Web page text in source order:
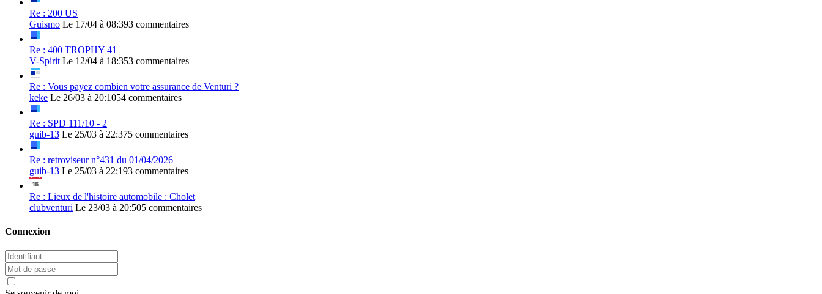
Re : 200 US
Guismo Le 17/04 à 08:393 commentaires
Re : 400 TROPHY 41
V-Spirit Le 12/04 à 18:353 commentaires
Re : Vous payez combien votre assurance de Venturi ?
keke Le 26/03 à 20:1054 commentaires
Re : SPD 111/10 - 2
guib-13 Le 25/03 à 22:375 commentaires
Re : retroviseur n°431 du 01/04/2026
guib-13 Le 25/03 à 22:193 commentaires
Re : Lieux de l'histoire automobile : Cholet
clubventuri Le 23/03 à 20:505 commentaires
Connexion